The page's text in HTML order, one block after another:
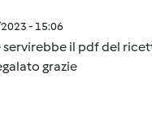
- 15:06
servirebbe il pdf del
grazie